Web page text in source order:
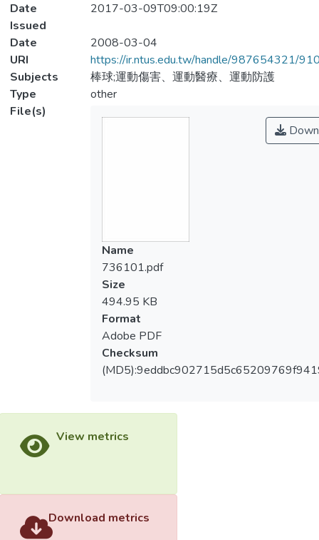
Date
Issued
2017-03-09T09:00:19Z
Date
2008-03-04
URI
https://ir.ntus.edu.tw/handle/987654321/
Subjects
棒球;運動傷害、運動醫療、運動防護
Type
other
File(s)
Name
736101.pdf
Size
494.95 KB
Format
Adobe PDF
Checksum
View metrics
Download metrics